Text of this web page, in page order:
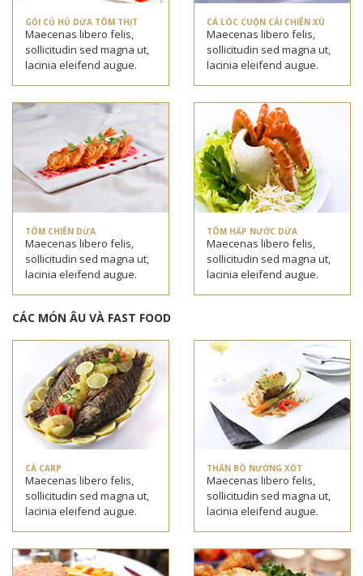
GỎI CỦ HỦ DỪA TÔM THỊT
Maecenas libero felis,
sollicitudin sed magna ut,
lacinia eleifend augue.
CÁ LÓC CUỘN CẢI CHIÊN XÙ
Maecenas libero felis,
sollicitudin sed magna ut,
lacinia eleifend augue.
TÔM CHIÊN DỪA
Maecenas libero felis,
sollicitudin sed magna ut,
lacinia eleifend augue.
TÔM HẤP NƯỚC DỪA
Maecenas libero felis,
sollicitudin sed magna ut,
lacinia eleifend augue.
CÁC MÓN ÂU VÀ FAST FOOD
CÁ CARP
Maecenas libero felis,
sollicitudin sed magna ut,
lacinia eleifend augue.
THĂN BÒ NƯỚNG XỐT
Maecenas libero felis,
sollicitudin sed magna ut,
lacinia eleifend augue.